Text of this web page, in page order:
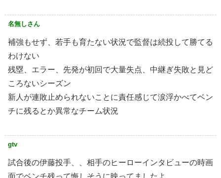
名無しさん
補強もせず、若手も育たない状況で監督は続投して勝てる
わけない
残塁、エラー、先発が初回で大量失点、中継ぎ失敗と見ど
ころないシーズン
新人が連敗止められないことに責任感じて涙浮かべてベン
チに残るとか異常なチーム状況
gtv
試合後の伊藤投手、、相手のヒーローインタビューの時画